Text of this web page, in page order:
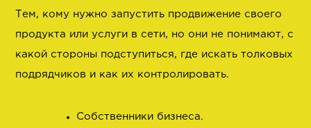
Тем, кому нужно запустить продвижение своего
продукта или услуги в сети, но они не понимают, с
какой стороны подступиться, где искать толковых
подрядчиков и как их контролировать.
Собственники бизнеса.